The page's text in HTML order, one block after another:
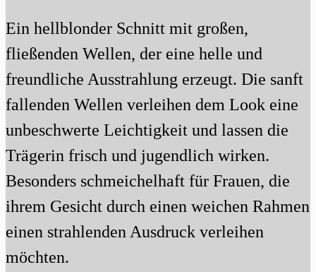
Ein hellblonder Schnitt mit großen,
fließenden Wellen, der eine helle und
freundliche Ausstrahlung erzeugt. Die sanft
fallenden Wellen verleihen dem Look eine
unbeschwerte Leichtigkeit und lassen die
Trägerin frisch und jugendlich wirken.
Besonders schmeichelhaft für Frauen, die
ihrem Gesicht durch einen weichen Rahmen
einen strahlenden Ausdruck verleihen
möchten.